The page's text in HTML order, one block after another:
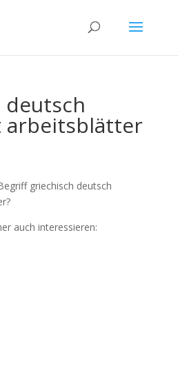
griechisch deutsch
auch interessieren: